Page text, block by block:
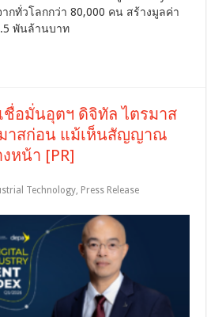
กทั่วโลกกว่า 80,000 คน สร้างมูลค่า
พันล้านบาท
ชื่อมั่นอุตฯ ดิจิทัล ไตรมาส
มาสก่อน แม้เห็นสัญญาณ
หน้า [PR]
Technology, Press Release